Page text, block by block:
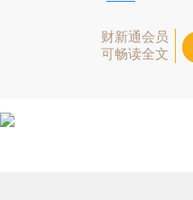
财新通会员
可畅读全文